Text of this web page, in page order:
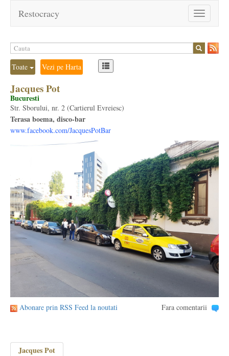
Toggle
navigation
Restocracy
Toate Vezi pe Harta
Jacques Pot
Bucuresti
Str. Sborului, nr. 2 (Cartierul Evreiesc)
Terasa boema, disco-bar
www.facebook.com/JacquesPotBar
Abonare prin RSS Feed la noutati Fara comentarii
Jacques Pot